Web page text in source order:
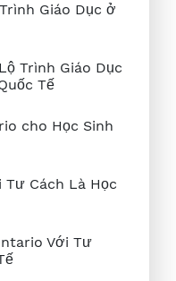
Giáo Dục ở
Trình Giáo Dục
Tế
cho Học Sinh
Cách Là Học
Với Tư